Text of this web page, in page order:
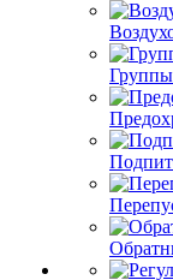
Группы